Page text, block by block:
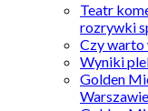
Teatr
rozrywki
Czy warto
Wyniki
Golden
Warszawie